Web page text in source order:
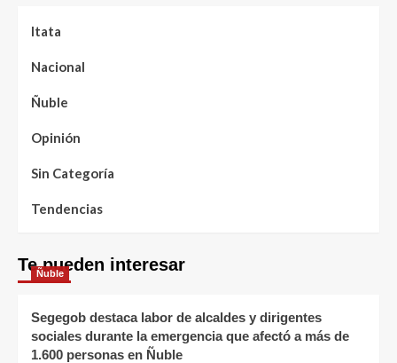
Itata
Nacional
Ñuble
Opinión
Sin Categoría
Tendencias
Te pueden interesar
Ñuble
Segegob destaca labor de alcaldes y dirigentes
sociales durante la emergencia que afectó a más de
1.600 personas en Ñuble